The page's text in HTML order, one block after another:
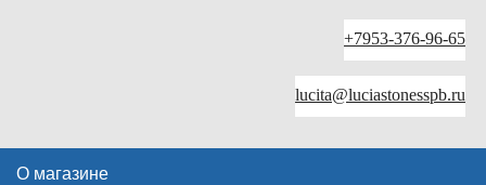
+7953-376-96-65
lucita@luciastonesspb.ru
О магазине